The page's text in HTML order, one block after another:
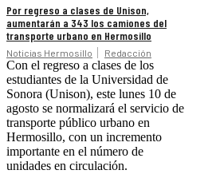
Por regreso a clases de Unison,
aumentarán a 343 los camiones del
transporte urbano en Hermosillo
Noticias Hermosillo Redacción
Con el regreso a clases de los
estudiantes de la Universidad de
Sonora (Unison), este lunes 10 de
agosto se normalizará el servicio de
transporte público urbano en
Hermosillo, con un incremento
importante en el número de
unidades en circulación.